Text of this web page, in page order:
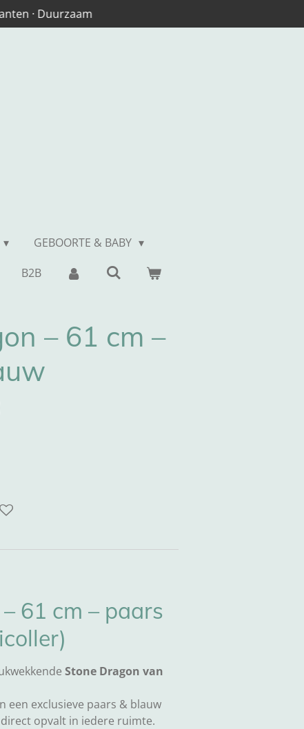
· Duurzaam
GEBOORTE & BABY
B2B
– 61 cm –
61 cm – paars
Stone Dragon van
een exclusieve paars & blauw
opvalt in iedere ruimte.